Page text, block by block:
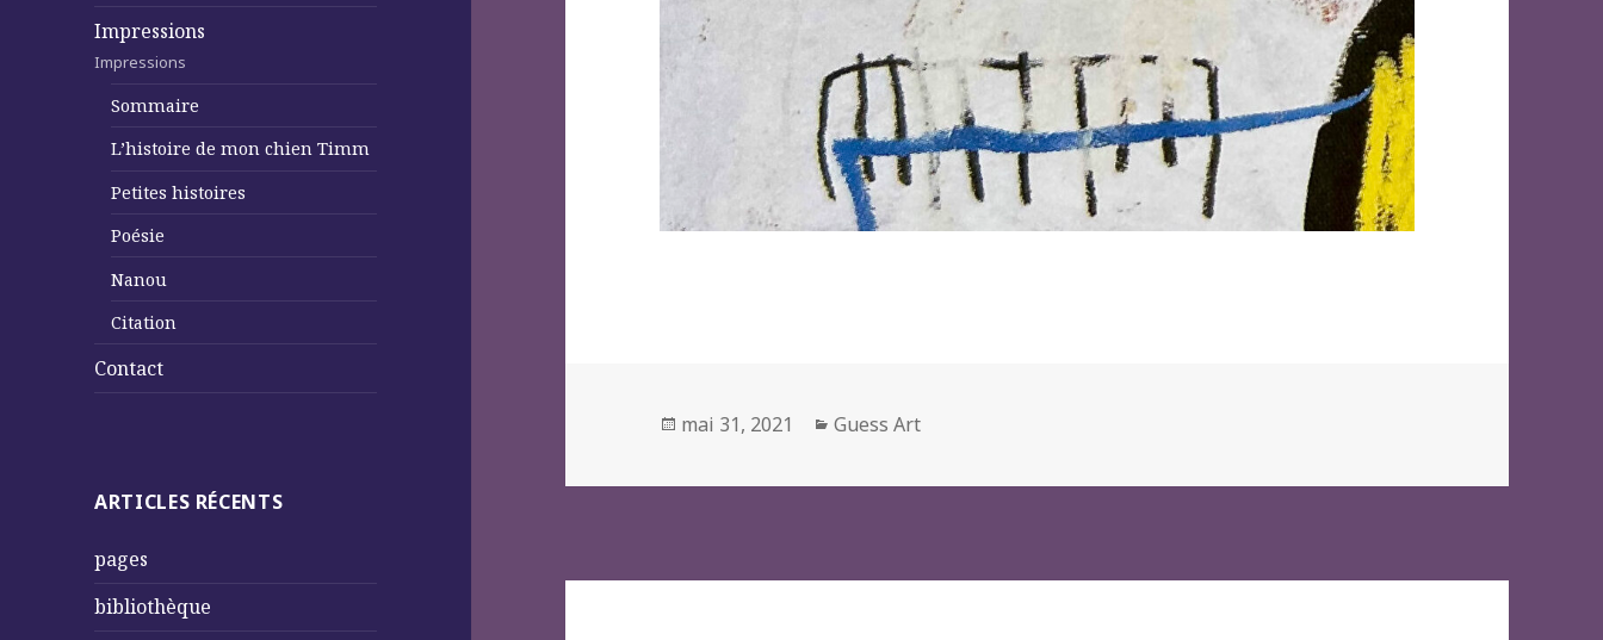
Impressions
Impressions
Sommaire
L’histoire de mon chien Timm
Petites histoires
Poésie
Nanou
Citation
Contact
ARTICLES RÉCENTS
pages
bibliothèque
Posted
mai 31, 2021 Categories
Guess Art